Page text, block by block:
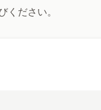
ください。